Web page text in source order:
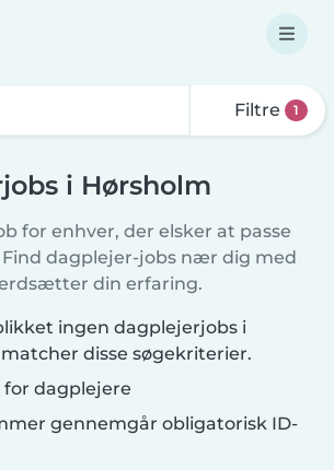
Filtre 1
i Hørsholm
for enhver, der elsker at passe
dagplejer-jobs nær dig med
din erfaring.
ingen dagplejerjobs i
disse søgekriterier.
for dagplejere
gennemgår obligatorisk ID-